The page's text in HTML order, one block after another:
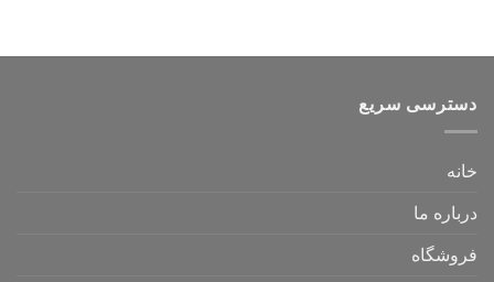
دسترسی سریع
خانه
درباره ما
فروشگاه